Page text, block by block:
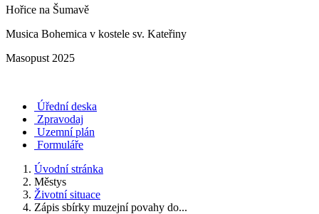
Hořice na Šumavě
Musica Bohemica v kostele sv. Kateřiny
Masopust 2025
Úřední deska
Zpravodaj
Uzemní plán
Formuláře
Úvodní stránka
Městys
Životní situace
Zápis sbírky muzejní povahy do...